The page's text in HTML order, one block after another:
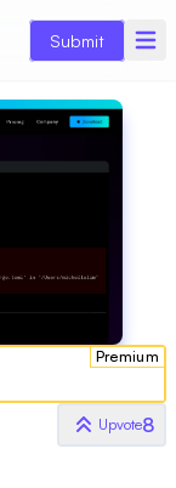
Submit
Premium
Upvote8